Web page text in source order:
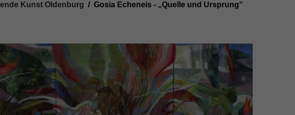
Kunst Oldenburg Gosia Echeneis - „Quelle und Ursprung“